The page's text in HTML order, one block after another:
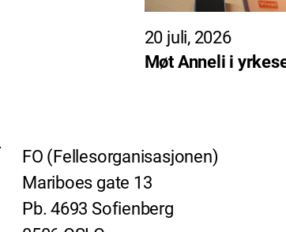
20 juli, 2026
Møt Anneli i
FO (Fellesorganisasjonen)
Mariboes gate 13
Pb. 4693 Sofienberg